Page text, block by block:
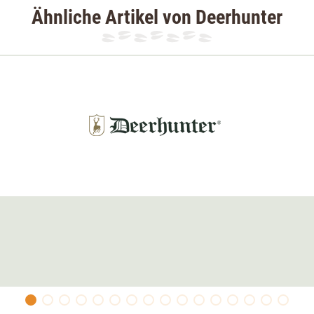
zwei geräumigen Bauch- und
die individuell verstellbare Druckknopfleiste
Green macht die Damenjacke besonders
Figur.
Ähnliche Artikel von Deerhunter